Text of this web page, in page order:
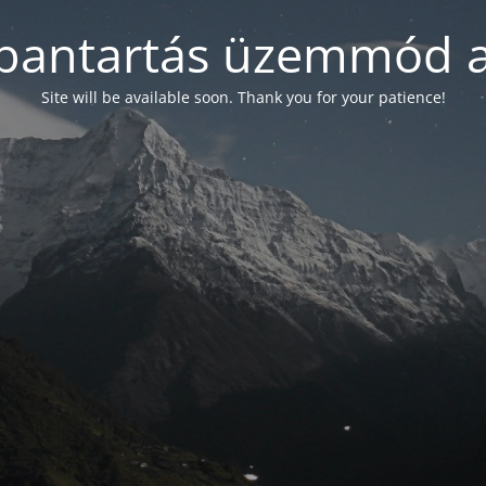
üzemmód
Site will be available soon. Thank you for your patience!